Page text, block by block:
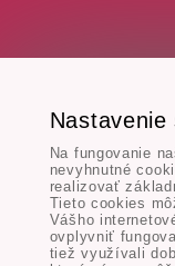
Na fungovanie
nevyhnutné
realizovať
Tieto cookies
Vášho
ovplyvniť
tiež využívali